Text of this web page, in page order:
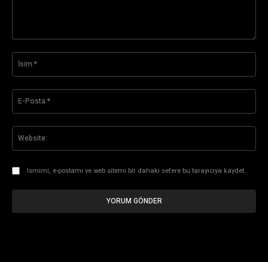
Ismimi, e-postamı ve web sitemi bir dahaki sefere bu tarayıcıya kaydet.